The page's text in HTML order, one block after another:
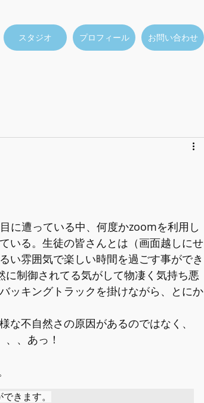
スタジオ プロフィール お問い合わせ
に遭っている中、何度かzoomを利用し
いる。生徒の皆さんとは（画面越しにせ
い雰囲気で楽しい時間を過ごす事ができ
制御されてる気がして物凄く気持ち悪
ッキングトラックを掛けながら、とにか
不自然さの原因があるのではなく、
、あっ！
きます。